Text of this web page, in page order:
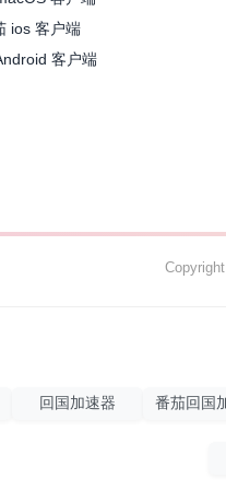
ios 客户端
客户端
回国加速器 番茄回国